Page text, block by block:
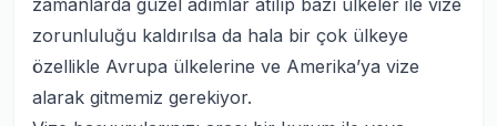
zamanlarda güzel adımlar atılıp bazı ülkeler ile vize
zorunluluğu kaldırılsa da hala bir çok ülkeye
özellikle Avrupa ülkelerine ve Amerika’ya vize
alarak gitmemiz gerekiyor.